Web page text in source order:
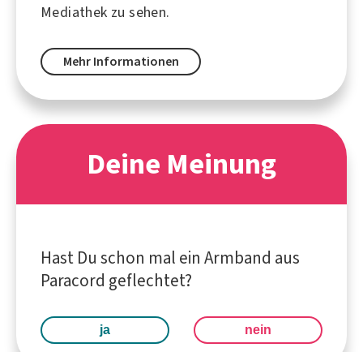
Mediathek zu sehen.
Mehr Informationen
Deine Meinung
Hast Du schon mal ein Armband aus
Paracord geflechtet?
ja nein